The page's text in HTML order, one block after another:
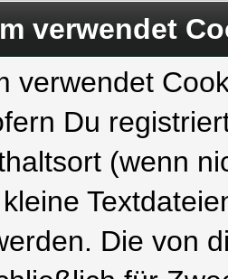
verwendet
verwendet
Du
(wenn
Die von